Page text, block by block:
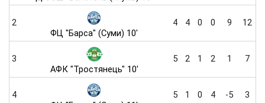
2
ФЦ "Барса" (Суми) 10'
4 4 0 0 9 12
3
АФК "Тростянець" 10'
5 2 1 2 1 7
4
5 1 0 4 -5 3